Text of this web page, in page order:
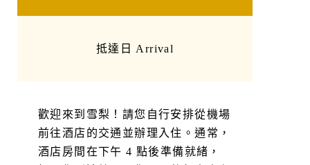
抵達日 Arrival
歡迎來到雪梨！請您自行安排從機場
前往酒店的交通並辦理入住。通常，
酒店房間在下午 4 點後準備就緒，